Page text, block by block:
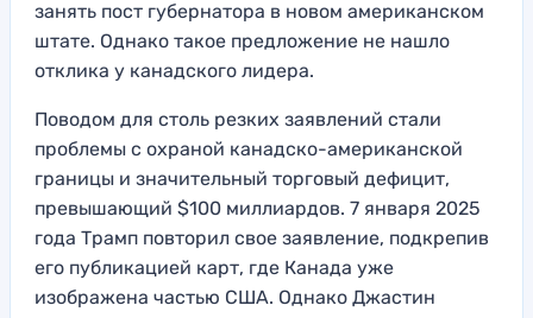
занять пост губернатора в новом американском
штате. Однако такое предложение не нашло
отклика у канадского лидера.
Поводом для столь резких заявлений стали
проблемы с охраной канадско-американской
границы и значительный торговый дефицит,
превышающий $100 миллиардов. 7 января 2025
года Трамп повторил свое заявление, подкрепив
его публикацией карт, где Канада уже
изображена частью США. Однако Джастин